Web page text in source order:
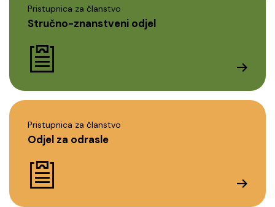
Pristupnica za članstvo
Stručno-znanstveni odjel
Pristupnica za članstvo
Odjel za odrasle